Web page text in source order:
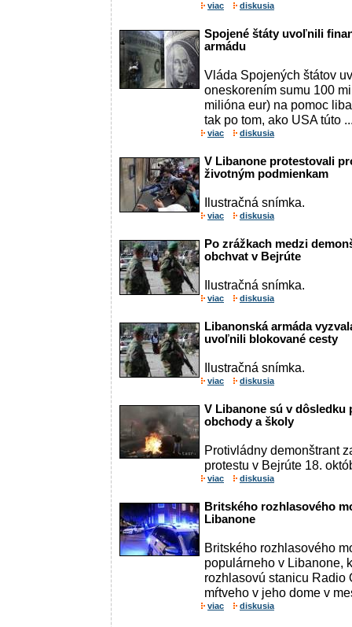
viac diskusia
Spojené štáty uvoľnili
armádu
Vláda Spojených štátov
oneskorením sumu 100
milióna eur) na pomoc
tak po tom, ako USA túto
viac diskusia
V Libanone protestovali
životným podmienkam
Ilustračná snímka.
viac diskusia
Po zrážkach medzi
obchvat v Bejrúte
Ilustračná snímka.
viac diskusia
Libanonská armáda
uvoľnili blokované cesty
Ilustračná snímka.
viac diskusia
V Libanone sú v dôsledku
obchody a školy
Protivládny demonštrant
protestu v Bejrúte 18.
viac diskusia
Britského rozhlasového
Libanone
Britského rozhlasového
populárneho v Libanone,
rozhlasovú stanicu Radio
mŕtveho v jeho dome v
viac diskusia